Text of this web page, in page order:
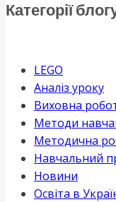
Категорії
LEGO
Аналіз уроку
Виховна
Методи
Методична
Навчальний
Новини
Освіта в